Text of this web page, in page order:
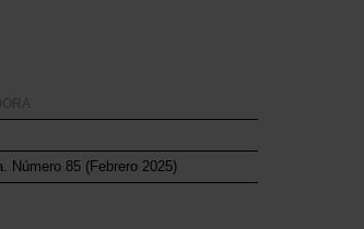
Número 85 (Febrero 2025)